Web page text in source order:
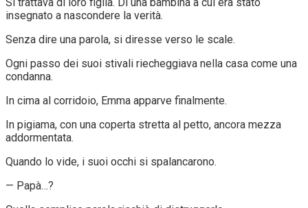
insegnato a nascondere la verità.
Senza dire una parola, si diresse verso le scale.
Ogni passo dei suoi stivali riecheggiava nella casa come una
condanna.
In cima al corridoio, Emma apparve finalmente.
In pigiama, con una coperta stretta al petto, ancora mezza
addormentata.
Quando lo vide, i suoi occhi si spalancarono.
— Papà…?